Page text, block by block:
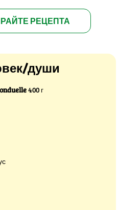
РЕЦЕПТА
души
400 г